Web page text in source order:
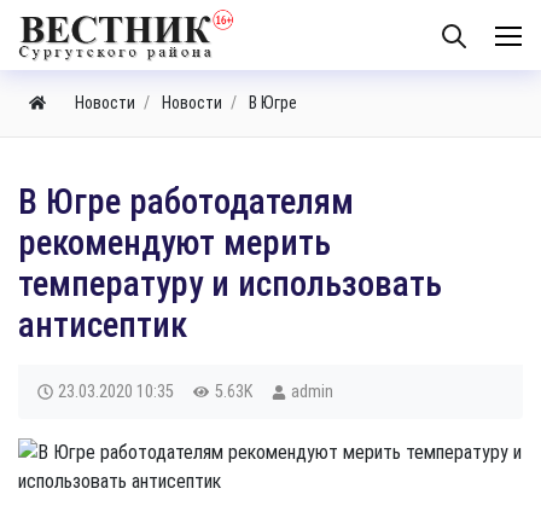
Новости Новости В Югре
В Югре работодателям
рекомендуют мерить
температуру и использовать
антисептик
23.03.2020 10:35 5.63K admin